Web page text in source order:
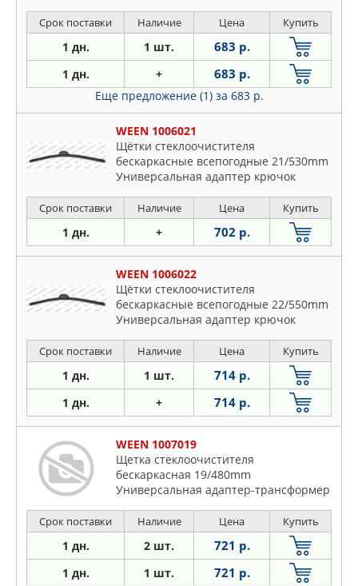
Срок поставки Наличие Цена Купить
1 дн. 1 шт. 683 р.
1 дн. + 683 р.
Еще предложение (1) за 683 р.
WEEN 1006021
Щётки стеклоочистителя
бескаркасные всепогодные 21/530mm
Универсальная адаптер крючок
Срок поставки Наличие Цена Купить
1 дн. + 702 р.
WEEN 1006022
Щётки стеклоочистителя
бескаркасные всепогодные 22/550mm
Универсальная адаптер крючок
Срок поставки Наличие Цена Купить
1 дн. 1 шт. 714 р.
1 дн. + 714 р.
WEEN 1007019
Щетка стеклоочистителя
бескаркасная 19/480mm
Универсальная адаптер-трансформер
Срок поставки Наличие Цена Купить
1 дн. 2 шт. 721 р.
1 дн. 1 шт. 721 р.